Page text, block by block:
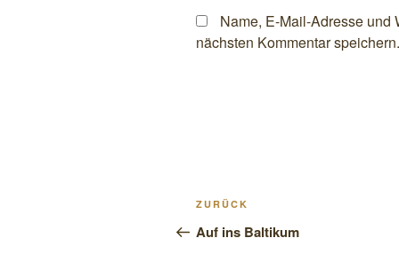
Name, E-Mail-Adresse und
nächsten Kommentar speichern.
Beitragsnavigation
Vorheriger
Beitrag
ZURÜCK
Auf ins Baltikum